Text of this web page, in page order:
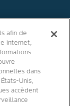
afin de
internet,
dans
Unis,
accèdent